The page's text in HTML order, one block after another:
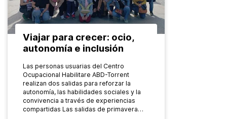
Viajar para crecer: ocio,
autonomía e inclusión
Las personas usuarias del Centro
Ocupacional Habilitare ABD-Torrent
realizan dos salidas para reforzar la
autonomía, las habilidades sociales y la
convivencia a través de experiencias
compartidas Las salidas de primavera…